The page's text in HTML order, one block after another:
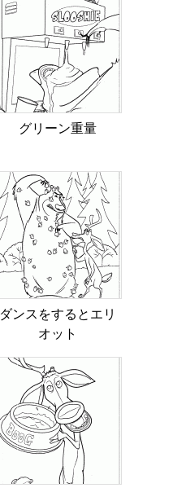
グリーン重量
ダンスをするとエリ
オット